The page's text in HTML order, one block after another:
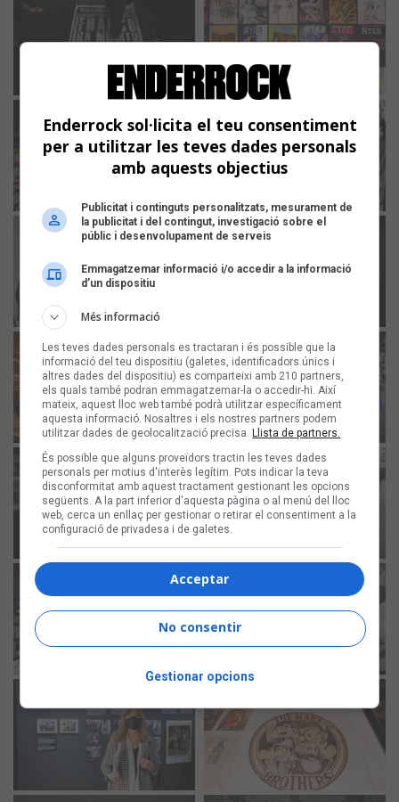
Enderrock sol·licita el teu consentiment
per a utilitzar les teves dades personals
amb aquests objectius
Publicitat i continguts personalitzats, mesurament de
la publicitat i del contingut, investigació sobre el
públic i desenvolupament de serveis
Emmagatzemar informació i/o accedir a la informació
d’un dispositiu
Més informació
Les teves dades personals es tractaran i és possible que la
informació del teu dispositiu (galetes, identificadors únics i
altres dades del dispositiu) es comparteixi amb 210 partners,
els quals també podran emmagatzemar-la o accedir-hi. Així
mateix, aquest lloc web també podrà utilitzar específicament
aquesta informació. Nosaltres i els nostres partners podem
utilitzar dades de geolocalització precisa. Llista de partners.
És possible que alguns proveïdors tractin les teves dades
personals per motius d'interès legítim. Pots indicar la teva
disconformitat amb aquest tractament gestionant les opcions
següents. A la part inferior d'aquesta pàgina o al menú del lloc
web, cerca un enllaç per gestionar o retirar el consentiment a la
configuració de privadesa i de galetes.
Acceptar
No consentir
Gestionar opcions